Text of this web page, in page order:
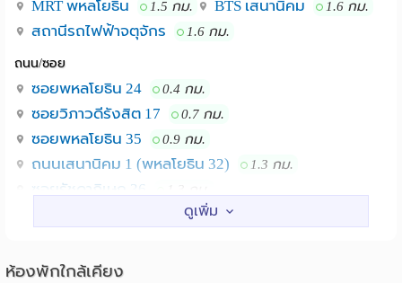
ห้องตกแต่งพร้อมเข้าอยู่
- เฟอร์นิเจอร์ครบ
- แอร์
- ทีวี led 32”
- ตู้เย็น 6.2 คิว
- เครื่องทำน้ำอุ่น
- Wifi ฟรี
- เข้า/ออก ด้วยระบบคีย์การ์ด
MRT พหลโยธิน 1.5 กม. BTS เสนานิคม 1.6 กม.
สถานีรถไฟฟ้าจตุจักร 1.6 กม.
ถนน/ซอย
ซอยพหลโยธิน 24 0.4 กม.
ซอยวิภาวดีรังสิต 17 0.7 กม.
ซอยพหลโยธิน 35 0.9 กม.
ถนนเสนานิคม 1 (พหลโยธิน 32) 1.3 กม.
ซอยรัชดาภิเษก 36
ซอยลาดพร้าว 1 (สังขะวัฒนะ 1)
ม.ราชภัฏจันทรเกษม
ห้องพักใกล้เคียง